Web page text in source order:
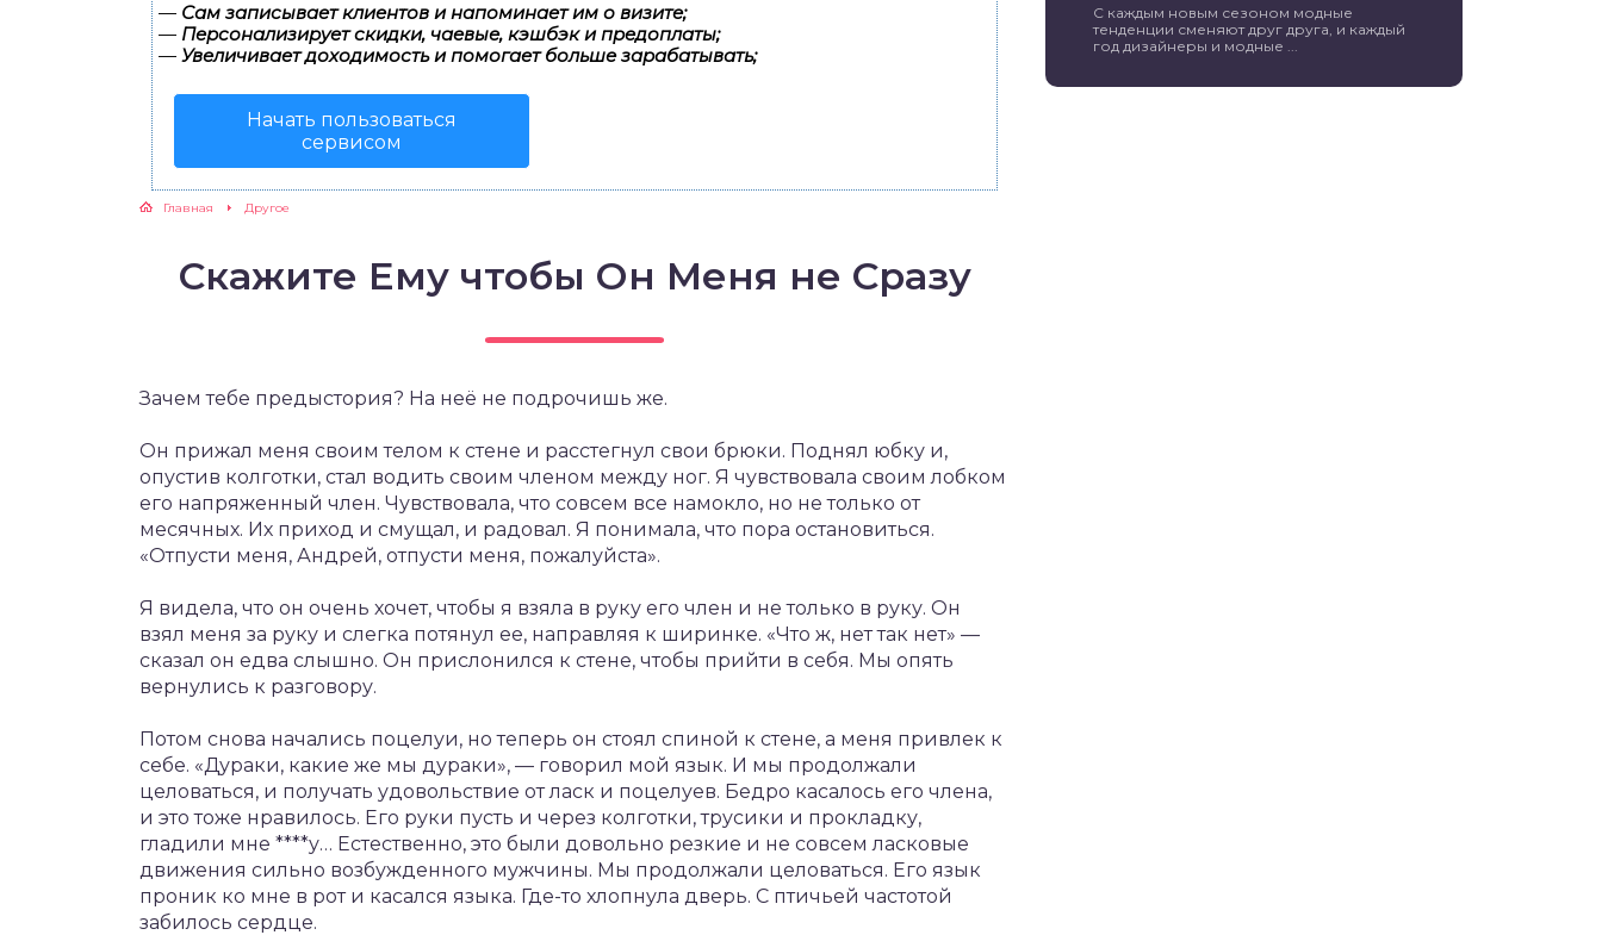
— Сам записывает клиентов и напоминает им о визите;
— Персонализирует скидки, чаевые, кэшбэк и предоплаты;
— Увеличивает доходимость и помогает больше зарабатывать;
Начать пользоваться
сервисом
Главная Другое
Скажите Ему чтобы Он Меня не Сразу
Зачем тебе предыстория? На неё не подрочишь же.
Он прижал меня своим телом к стене и расстегнул свои брюки. Поднял юбку и,
опустив колготки, стал водить своим членом между ног. Я чувствовала своим лобком
его напряженный член. Чувствовала, что совсем все намокло, но не только от
месячных. Их приход и смущал, и радовал. Я понимала, что пора остановиться.
«Отпусти меня, Андрей, отпусти меня, пожалуйста».
Я видела, что он очень хочет, чтобы я взяла в руку его член и не только в руку. Он
взял меня за руку и слегка потянул ее, направляя к ширинке. «Что ж, нет так нет» —
сказал он едва слышно. Он прислонился к стене, чтобы прийти в себя. Мы опять
вернулись к разговору.
Потом снова начались поцелуи, но теперь он стоял спиной к стене, а меня привлек к
себе. «Дураки, какие же мы дураки», — говорил мой язык. И мы продолжали
целоваться, и получать удовольствие от ласк и поцелуев. Бедро касалось его члена,
и это тоже нравилось. Его руки пусть и через колготки, трусики и прокладку,
гладили мне ****у… Естественно, это были довольно резкие и не совсем ласковые
движения сильно возбужденного мужчины. Мы продолжали целоваться. Его язык
проник ко мне в рот и касался языка. Где-то хлопнула дверь. С птичьей частотой
забилось сердце.
С каждым новым сезоном модные
тенденции сменяют друг друга, и каждый
год дизайнеры и модные ...